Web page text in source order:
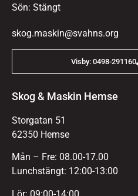
Sön: Stängt
skog.maskin@svahns.org
Visby: 0498-291160
Skog & Maskin Hemse
Storgatan 51
62350 Hemse
Mån – Fre: 08.00-17.00
Lunchstängt: 12:00-13:00
Lör: 09:00-14:00